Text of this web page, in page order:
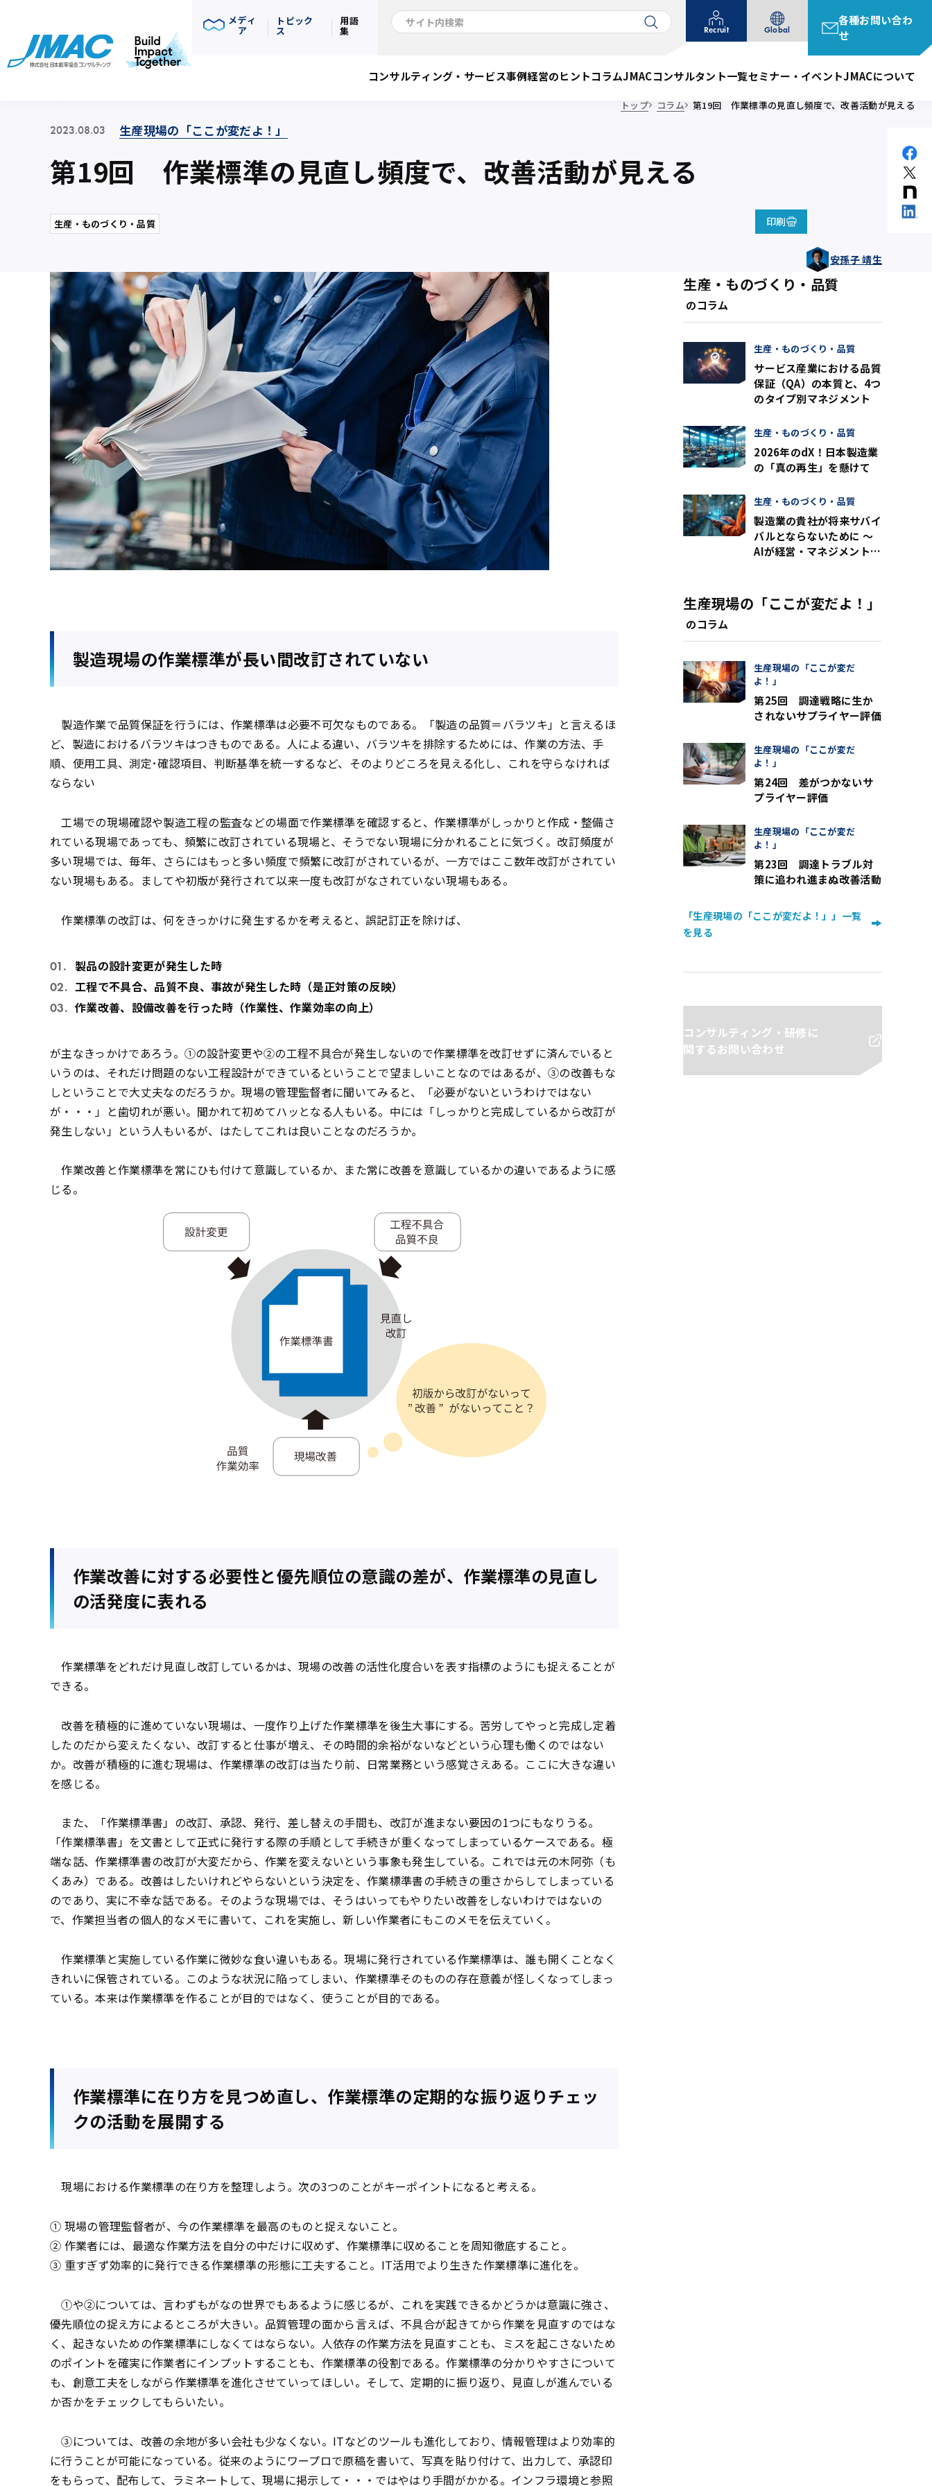
メディ
ア
トピック
ス
用語
集 Recruit Global
各種お問い合わ
せ
コンサルティング・サービス事例経営のヒントコラムJMACコンサルタント一覧セミナー・イベントJMACについて
トップ コラム 第19回 作業標準の見直し頻度で、改善活動が見える
第19回 作業標準の見直し頻度で、改善活動が見える
2023.08.03 生産現場の「ここが変だよ！」
安孫子 靖生
生産・ものづくり・品質 印刷
製造現場の作業標準が長い間改訂されていない
製造作業で品質保証を行うには、作業標準は必要不可欠なものである。「製造の品質＝バラツキ」と言えるほ
ど、製造におけるバラツキはつきものである。人による違い、バラツキを排除するためには、作業の方法、手
順、使用工具、測定･確認項目、判断基準を統一するなど、そのよりどころを見える化し、これを守らなければ
ならない
工場での現場確認や製造工程の監査などの場面で作業標準を確認すると、作業標準がしっかりと作成・整備さ
れている現場であっても、頻繁に改訂されている現場と、そうでない現場に分かれることに気づく。改訂頻度が
多い現場では、毎年、さらにはもっと多い頻度で頻繁に改訂がされているが、一方ではここ数年改訂がされてい
ない現場もある。ましてや初版が発行されて以来一度も改訂がなされていない現場もある。
作業標準の改訂は、何をきっかけに発生するかを考えると、誤記訂正を除けば、
製品の設計変更が発生した時
工程で不具合、品質不良、事故が発生した時（是正対策の反映）
作業改善、設備改善を行った時（作業性、作業効率の向上）
が主なきっかけであろう。①の設計変更や②の工程不具合が発生しないので作業標準を改訂せずに済んでいると
いうのは、それだけ問題のない工程設計ができているということで望ましいことなのではあるが、③の改善もな
しということで大丈夫なのだろうか。現場の管理監督者に聞いてみると、「必要がないというわけではない
が・・・」と歯切れが悪い。聞かれて初めてハッとなる人もいる。中には「しっかりと完成しているから改訂が
発生しない」という人もいるが、はたしてこれは良いことなのだろうか。
作業改善と作業標準を常にひも付けて意識しているか、また常に改善を意識しているかの違いであるように感
じる。
作業改善に対する必要性と優先順位の意識の差が、作業標準の見直し
の活発度に表れる
作業標準をどれだけ見直し改訂しているかは、現場の改善の活性化度合いを表す指標のようにも捉えることが
できる。
改善を積極的に進めていない現場は、一度作り上げた作業標準を後生大事にする。苦労してやっと完成し定着
したのだから変えたくない、改訂すると仕事が増え、その時間的余裕がないなどという心理も働くのではない
か。改善が積極的に進む現場は、作業標準の改訂は当たり前、日常業務という感覚さえある。ここに大きな違い
を感じる。
また、「作業標準書」の改訂、承認、発行、差し替えの手間も、改訂が進まない要因の1つにもなりうる。
「作業標準書」を文書として正式に発行する際の手順として手続きが重くなってしまっているケースである。極
端な話、作業標準書の改訂が大変だから、作業を変えないという事象も発生している。これでは元の木阿弥（も
くあみ）である。改善はしたいけれどやらないという決定を、作業標準書の手続きの重さからしてしまっている
のであり、実に不幸な話である。そのような現場では、そうはいってもやりたい改善をしないわけではないの
で、作業担当者の個人的なメモに書いて、これを実施し、新しい作業者にもこのメモを伝えていく。
作業標準と実施している作業に微妙な食い違いもある。現場に発行されている作業標準は、誰も開くことなく
きれいに保管されている。このような状況に陥ってしまい、作業標準そのものの存在意義が怪しくなってしまっ
ている。本来は作業標準を作ることが目的ではなく、使うことが目的である。
作業標準に在り方を見つめ直し、作業標準の定期的な振り返りチェッ
クの活動を展開する
現場における作業標準の在り方を整理しよう。次の3つのことがキーポイントになると考える。
① 現場の管理監督者が、今の作業標準を最高のものと捉えないこと。
② 作業者には、最適な作業方法を自分の中だけに収めず、作業標準に収めることを周知徹底すること。
③ 重すぎず効率的に発行できる作業標準の形態に工夫すること。IT活用でより生きた作業標準に進化を。
①や②については、言わずもがなの世界でもあるように感じるが、これを実践できるかどうかは意識に強さ、
優先順位の捉え方によるところが大きい。品質管理の面から言えば、不具合が起きてから作業を見直すのではな
く、起きないための作業標準にしなくてはならない。人依存の作業方法を見直すことも、ミスを起こさないため
のポイントを確実に作業者にインプットすることも、作業標準の役割である。作業標準の分かりやすさについて
も、創意工夫をしながら作業標準を進化させていってほしい。そして、定期的に振り返り、見直しが進んでいる
か否かをチェックしてもらいたい。
③については、改善の余地が多い会社も少なくない。ITなどのツールも進化しており、情報管理はより効率的
に行うことが可能になっている。従来のようにワープロで原稿を書いて、写真を貼り付けて、出力して、承認印
をもらって、配布して、ラミネートして、現場に掲示して・・・ではやはり手間がかかる。インフラ環境と参照
生産・ものづくり・品質
のコラム
サービス産業における品質
保証（QA）の本質と、4つ
のタイプ別マネジメント
生産・ものづくり・品質
2026年のdX！日本製造業
の「真の再生」を懸けて
生産・ものづくり・品質
製造業の貴社が将来サバイ
バルとならないために ～
AIが経営・マネジメントを
生産・ものづくり・品質
生産現場の「ここが変だよ！」
のコラム
第25回 調達戦略に生か
されないサプライヤー評価
生産現場の「ここが変だ
よ！」
第24回 差がつかないサ
プライヤー評価
生産現場の「ここが変だ
よ！」
第23回 調達トラブル対
策に追われ進まぬ改善活動
生産現場の「ここが変だ
よ！」
「生産現場の「ここが変だよ！」」一覧
を見る
コンサルティング・研修に
関するお問い合わせ